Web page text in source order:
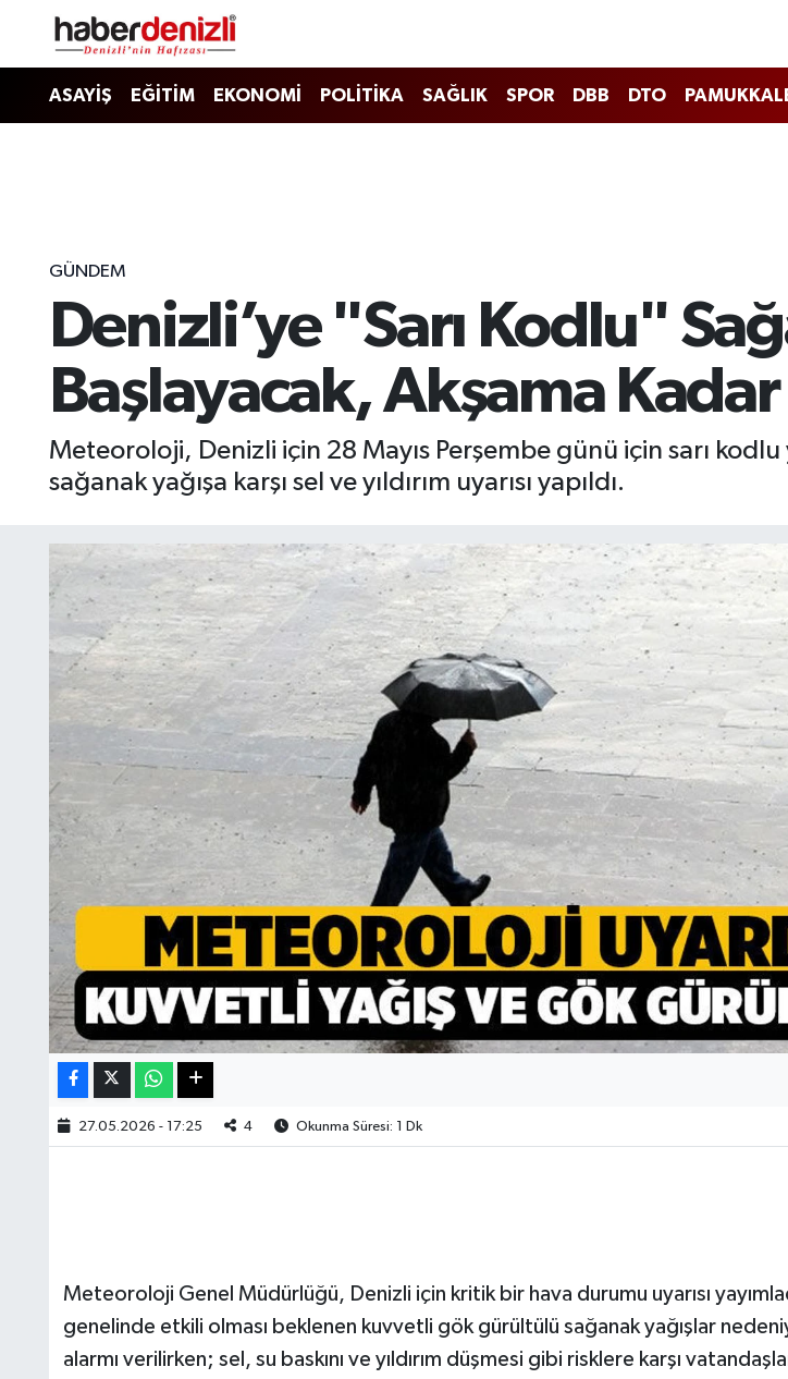
ASAYİŞ EĞİTİM EKONOMİ POLİTİKA SAĞLIK SPOR DBB DTO
GÜNDEM
Denizli’ye "Sarı Kodlu"
Başlayacak, Akşama
Meteoroloji, Denizli için 28 Mayıs Perşembe günü için sarı
sağanak yağışa karşı sel ve yıldırım uyarısı yapıldı.
27.05.2026 - 17:25 4 Okunma Süresi: 1 Dk
Meteoroloji Genel Müdürlüğü, Denizli için kritik bir hava durumu uyarısı
genelinde etkili olması beklenen kuvvetli gök gürültülü sağanak yağışlar
alarmı verilirken; sel, su baskını ve yıldırım düşmesi gibi risklere karşı
Denizli Nöbetçi Eczaneler
Tüm Manşetler
Haber Arşivi